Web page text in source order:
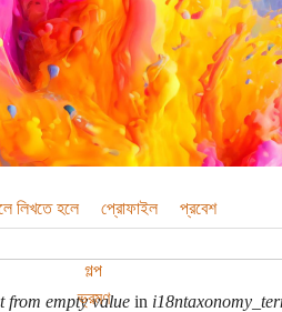
লিখতে হলে প্রোফাইল প্রবেশ
গল্প
ভ্রমণ
from empty valuein